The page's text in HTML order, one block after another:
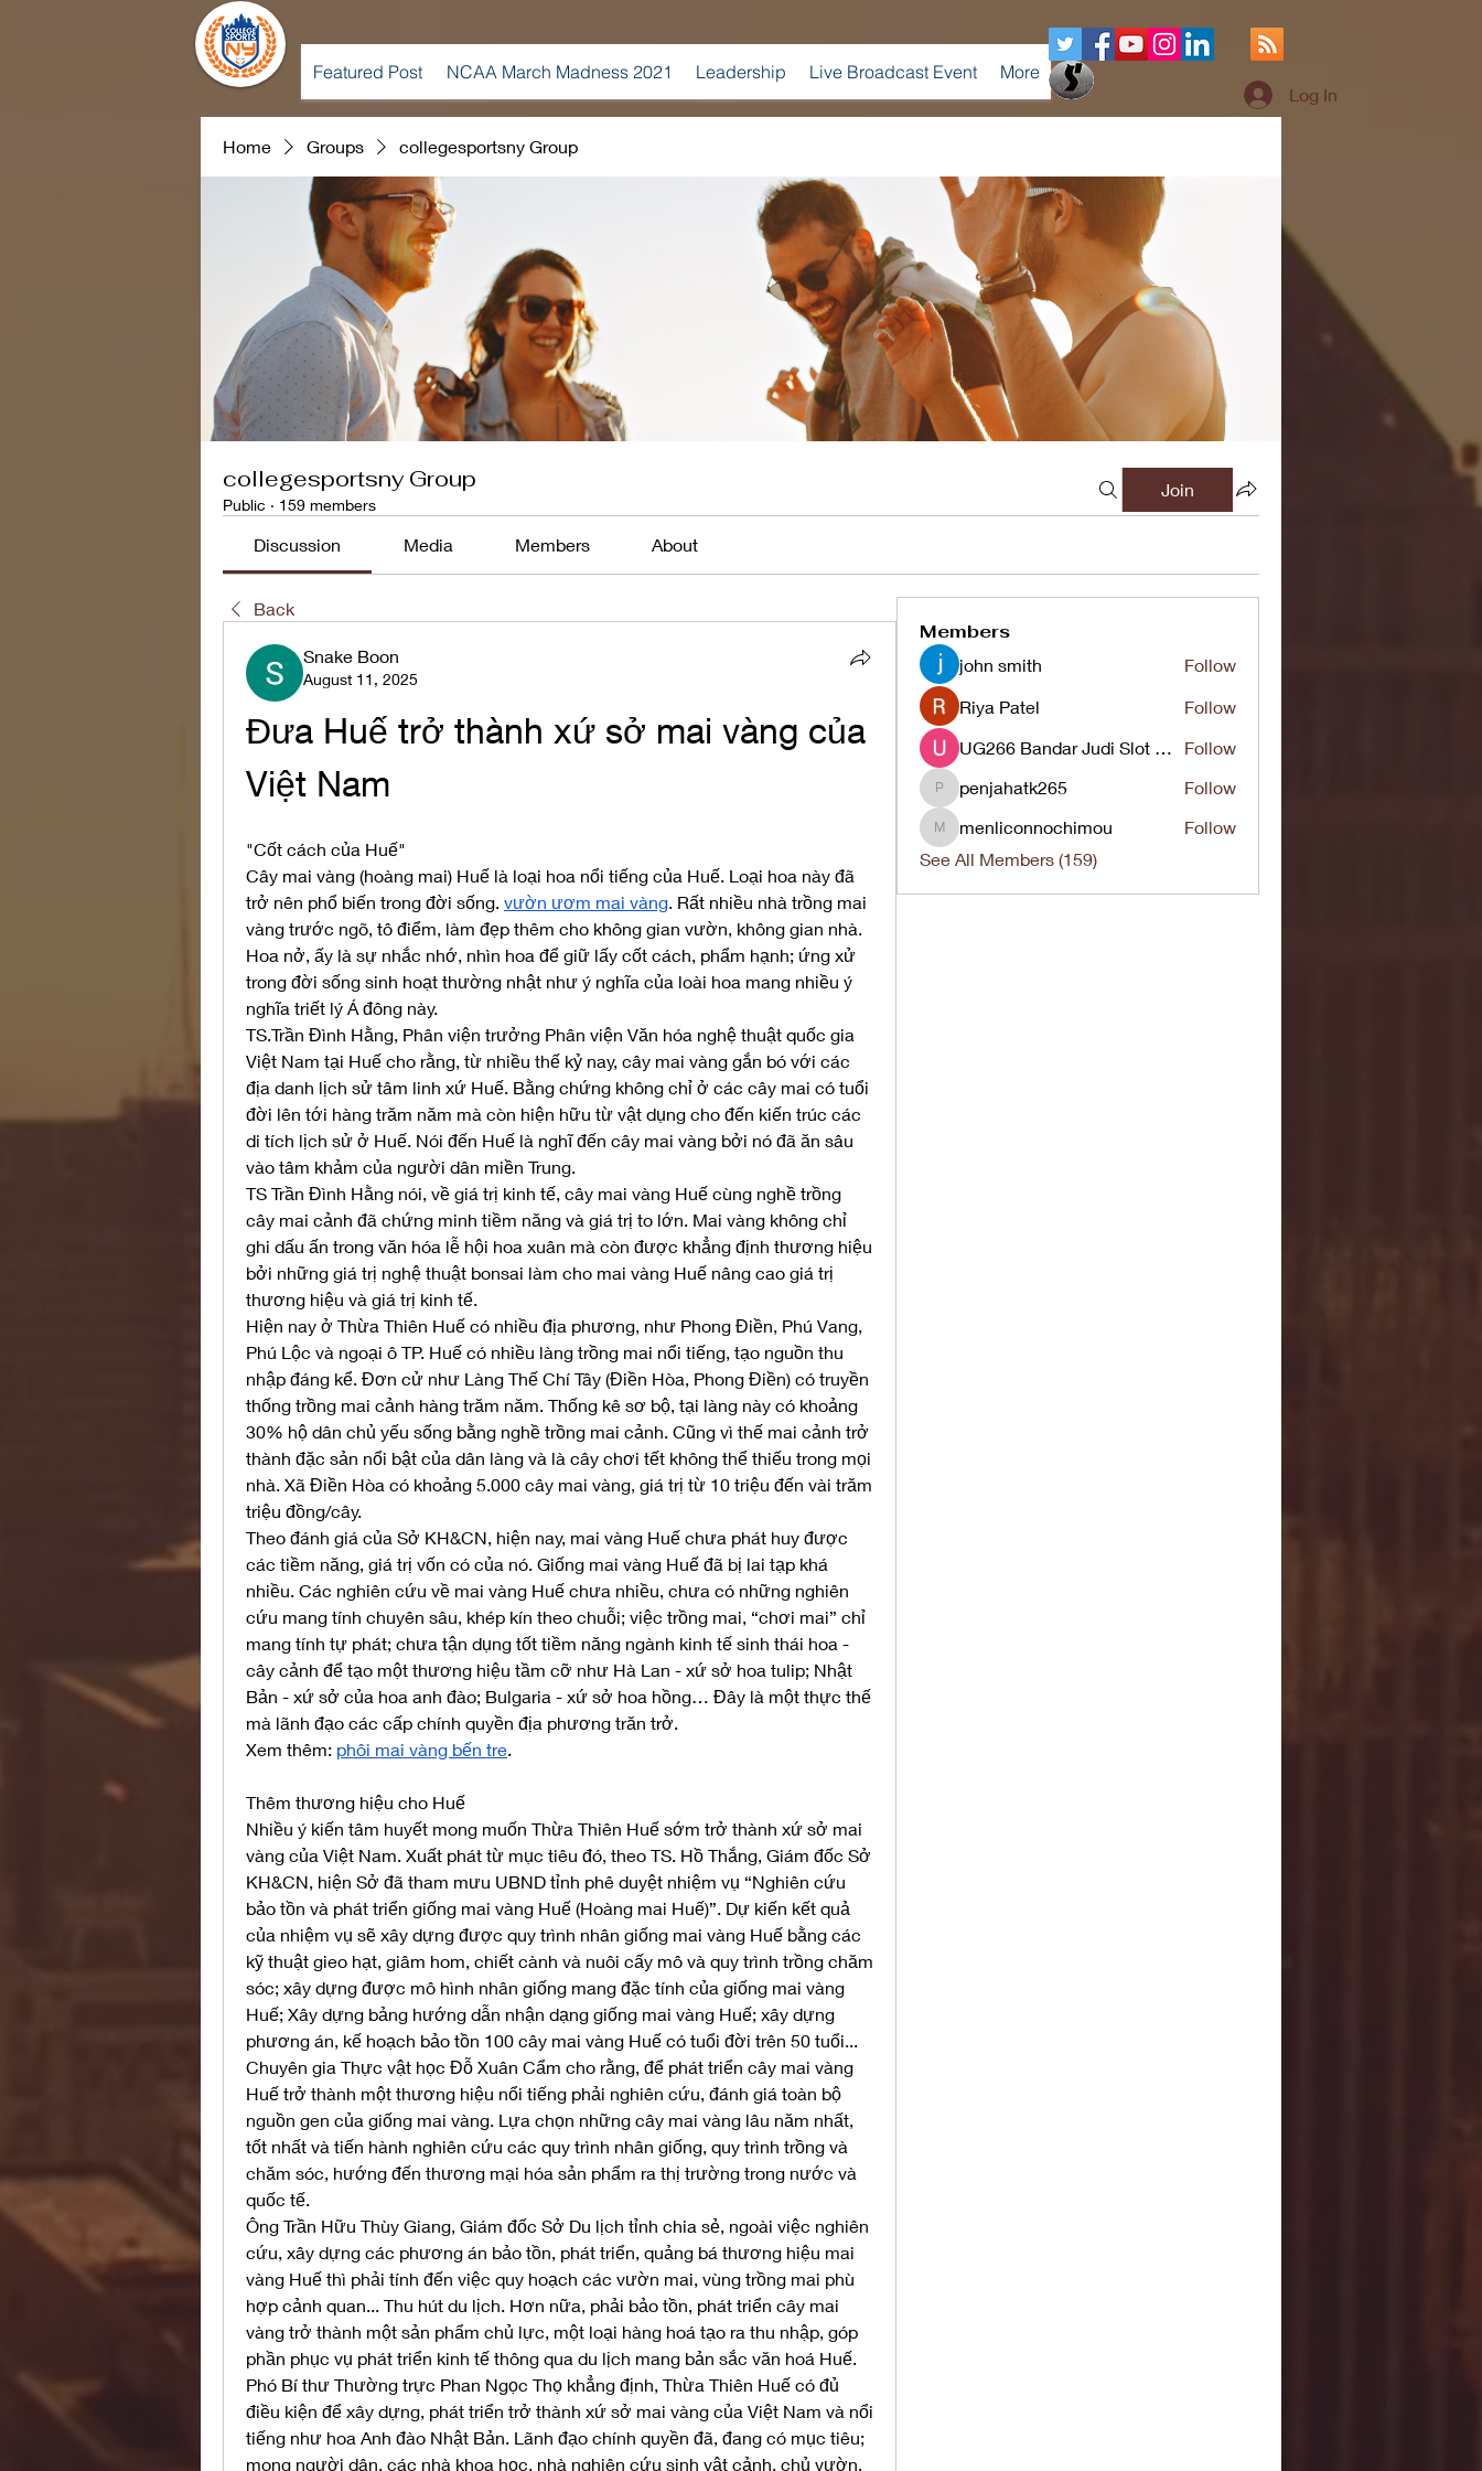
Featured Post NCAA March Madness 2021 Leadership Live Broadcast Event More
Log In
Home Groups collegesportsny Group
collegesportsny Group
Public · 159 members
Join
Discussion Media Members About
Back
Snake Boon
August 11, 2025
Đưa Huế trở thành xứ sở mai vàng của
Việt Nam
"Cốt cách của Huế"
Cây mai vàng (hoàng mai) Huế là loại hoa nổi tiếng của Huế. Loại hoa này đã
trở nên phổ biến trong đời sống. vườn ươm mai vàng. Rất nhiều nhà trồng mai
vàng trước ngõ, tô điểm, làm đẹp thêm cho không gian vườn, không gian nhà.
Hoa nở, ấy là sự nhắc nhớ, nhìn hoa để giữ lấy cốt cách, phẩm hạnh; ứng xử
trong đời sống sinh hoạt thường nhật như ý nghĩa của loài hoa mang nhiều ý
nghĩa triết lý Á đông này.
TS.Trần Đình Hằng, Phân viện trưởng Phân viện Văn hóa nghệ thuật quốc gia
Việt Nam tại Huế cho rằng, từ nhiều thế kỷ nay, cây mai vàng gắn bó với các
địa danh lịch sử tâm linh xứ Huế. Bằng chứng không chỉ ở các cây mai có tuổi
đời lên tới hàng trăm năm mà còn hiện hữu từ vật dụng cho đến kiến trúc các
di tích lịch sử ở Huế. Nói đến Huế là nghĩ đến cây mai vàng bởi nó đã ăn sâu
vào tâm khảm của người dân miền Trung.
TS Trần Đình Hằng nói, về giá trị kinh tế, cây mai vàng Huế cùng nghề trồng
cây mai cảnh đã chứng minh tiềm năng và giá trị to lớn. Mai vàng không chỉ
ghi dấu ấn trong văn hóa lễ hội hoa xuân mà còn được khẳng định thương hiệu
bởi những giá trị nghệ thuật bonsai làm cho mai vàng Huế nâng cao giá trị
thương hiệu và giá trị kinh tế.
Hiện nay ở Thừa Thiên Huế có nhiều địa phương, như Phong Điền, Phú Vang,
Phú Lộc và ngoại ô TP. Huế có nhiều làng trồng mai nổi tiếng, tạo nguồn thu
nhập đáng kể. Đơn cử như Làng Thế Chí Tây (Điền Hòa, Phong Điền) có truyền
thống trồng mai cảnh hàng trăm năm. Thống kê sơ bộ, tại làng này có khoảng
30% hộ dân chủ yếu sống bằng nghề trồng mai cảnh. Cũng vì thế mai cảnh trở
thành đặc sản nổi bật của dân làng và là cây chơi tết không thể thiếu trong mọi
nhà. Xã Điền Hòa có khoảng 5.000 cây mai vàng, giá trị từ 10 triệu đến vài trăm
triệu đồng/cây.
Theo đánh giá của Sở KH&CN, hiện nay, mai vàng Huế chưa phát huy được
các tiềm năng, giá trị vốn có của nó. Giống mai vàng Huế đã bị lai tạp khá
nhiều. Các nghiên cứu về mai vàng Huế chưa nhiều, chưa có những nghiên
cứu mang tính chuyên sâu, khép kín theo chuỗi; việc trồng mai, “chơi mai” chỉ
mang tính tự phát; chưa tận dụng tốt tiềm năng ngành kinh tế sinh thái hoa -
cây cảnh để tạo một thương hiệu tầm cỡ như Hà Lan - xứ sở hoa tulip; Nhật
Bản - xứ sở của hoa anh đào; Bulgaria - xứ sở hoa hồng… Đây là một thực thế
mà lãnh đạo các cấp chính quyền địa phương trăn trở.
Xem thêm: phôi mai vàng bến tre.
Thêm thương hiệu cho Huế
Nhiều ý kiến tâm huyết mong muốn Thừa Thiên Huế sớm trở thành xứ sở mai
vàng của Việt Nam. Xuất phát từ mục tiêu đó, theo TS. Hồ Thắng, Giám đốc Sở
KH&CN, hiện Sở đã tham mưu UBND tỉnh phê duyệt nhiệm vụ “Nghiên cứu
bảo tồn và phát triển giống mai vàng Huế (Hoàng mai Huế)”. Dự kiến kết quả
của nhiệm vụ sẽ xây dựng được quy trình nhân giống mai vàng Huế bằng các
kỹ thuật gieo hạt, giâm hom, chiết cành và nuôi cấy mô và quy trình trồng chăm
sóc; xây dựng được mô hình nhân giống mang đặc tính của giống mai vàng
Huế; Xây dựng bảng hướng dẫn nhận dạng giống mai vàng Huế; xây dựng
phương án, kế hoạch bảo tồn 100 cây mai vàng Huế có tuổi đời trên 50 tuổi...
Chuyên gia Thực vật học Đỗ Xuân Cẩm cho rằng, để phát triển cây mai vàng
Huế trở thành một thương hiệu nổi tiếng phải nghiên cứu, đánh giá toàn bộ
nguồn gen của giống mai vàng. Lựa chọn những cây mai vàng lâu năm nhất,
tốt nhất và tiến hành nghiên cứu các quy trình nhân giống, quy trình trồng và
chăm sóc, hướng đến thương mại hóa sản phẩm ra thị trường trong nước và
quốc tế.
Ông Trần Hữu Thùy Giang, Giám đốc Sở Du lịch tỉnh chia sẻ, ngoài việc nghiên
cứu, xây dựng các phương án bảo tồn, phát triển, quảng bá thương hiệu mai
vàng Huế thì phải tính đến việc quy hoạch các vườn mai, vùng trồng mai phù
hợp cảnh quan... Thu hút du lịch. Hơn nữa, phải bảo tồn, phát triển cây mai
vàng trở thành một sản phẩm chủ lực, một loại hàng hoá tạo ra thu nhập, góp
phần phục vụ phát triển kinh tế thông qua du lịch mang bản sắc văn hoá Huế.
Phó Bí thư Thường trực Phan Ngọc Thọ khẳng định, Thừa Thiên Huế có đủ
điều kiện để xây dựng, phát triển trở thành xứ sở mai vàng của Việt Nam và nổi
tiếng như hoa Anh đào Nhật Bản. Lãnh đạo chính quyền đã, đang có mục tiêu;
mong người dân, các nhà khoa học, nhà nghiên cứu sinh vật cảnh, chủ vườn,
Members
john smith
Follow
Riya Patel
Follow
UG266 Bandar Judi Slot Online Live RTP Slot Gacor Tertinggi
Follow
penjahatk265
penjahatk265 Follow
menliconnochimou
menliconnochimou
Follow
See All Members (159)